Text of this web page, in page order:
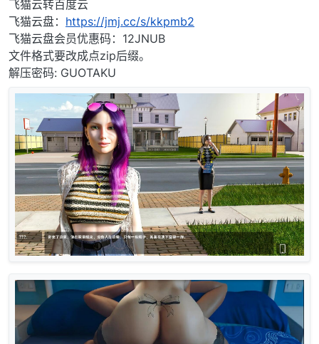
飞猫云转百度云
飞猫云盘： https://jmj.cc/s/kkpmb2
飞猫云盘会员优惠码：12JNUB
文件格式要改成点zip后缀。
解压密码: GUOTAKU